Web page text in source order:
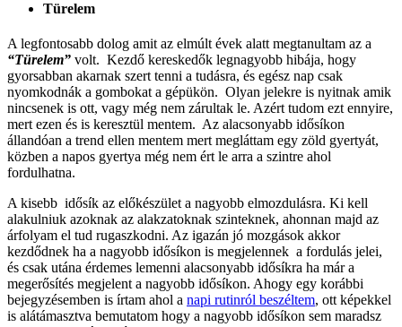
Türelem
A legfontosabb dolog amit az elmúlt évek alatt megtanultam az a
“Türelem” volt. Kezdő kereskedők legnagyobb hibája, hogy
gyorsabban akarnak szert tenni a tudásra, és egész nap csak
nyomkodnák a gombokat a gépükön. Olyan jelekre is nyitnak amik
nincsenek is ott, vagy még nem zárultak le. Azért tudom ezt ennyire,
mert ezen és is keresztül mentem. Az alacsonyabb idősíkon
állandóan a trend ellen mentem mert megláttam egy zöld gyertyát,
közben a napos gyertya még nem ért le arra a szintre ahol
fordulhatna.
A kisebb idősík az előkészület a nagyobb elmozdulásra. Ki kell
alakulniuk azoknak az alakzatoknak szinteknek, ahonnan majd az
árfolyam el tud rugaszkodni. Az igazán jó mozgások akkor
kezdődnek ha a nagyobb idősíkon is megjelennek a fordulás jelei,
és csak utána érdemes lemenni alacsonyabb idősíkra ha már a
megerősítés megjelent a nagyobb idősíkon. Ahogy egy korábbi
bejegyzésemben is írtam ahol a napi rutinról beszéltem, ott képekkel
is alátámasztva bemutatom hogy a nagyobb idősíkon sem maradsz